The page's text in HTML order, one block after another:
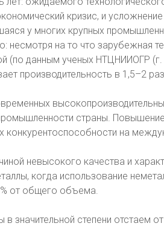
кризис, и
у многих крупных
несмотря на то что зарубежная
(по данным ученых НТЦНИИОГР
производительность в 1,5–2
страны.
конкурентоспособности на
невысокого качества и
когда использование
от общего объема.
в значительной степени отстаем